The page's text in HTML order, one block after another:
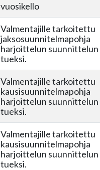
vuosikello
Valmentajille tarkoitettu
jaksosuunnitelmapohja
harjoittelun suunnittelun
tueksi.
Valmentajille tarkoitettu
kausisuunnitelmapohja
harjoittelun suunnittelun
tueksi.
Valmentajille tarkoitettu
kausisuunnitelmapohja
harjoittelun suunnittelun
tueksi.